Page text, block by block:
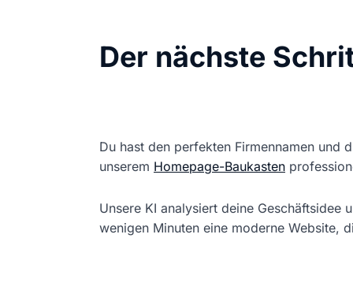
Der nächste
Du hast den perfekten Firmennamen und
unserem Homepage-Baukasten
Unsere KI analysiert deine Geschäftsidee
wenigen Minuten eine moderne Website,